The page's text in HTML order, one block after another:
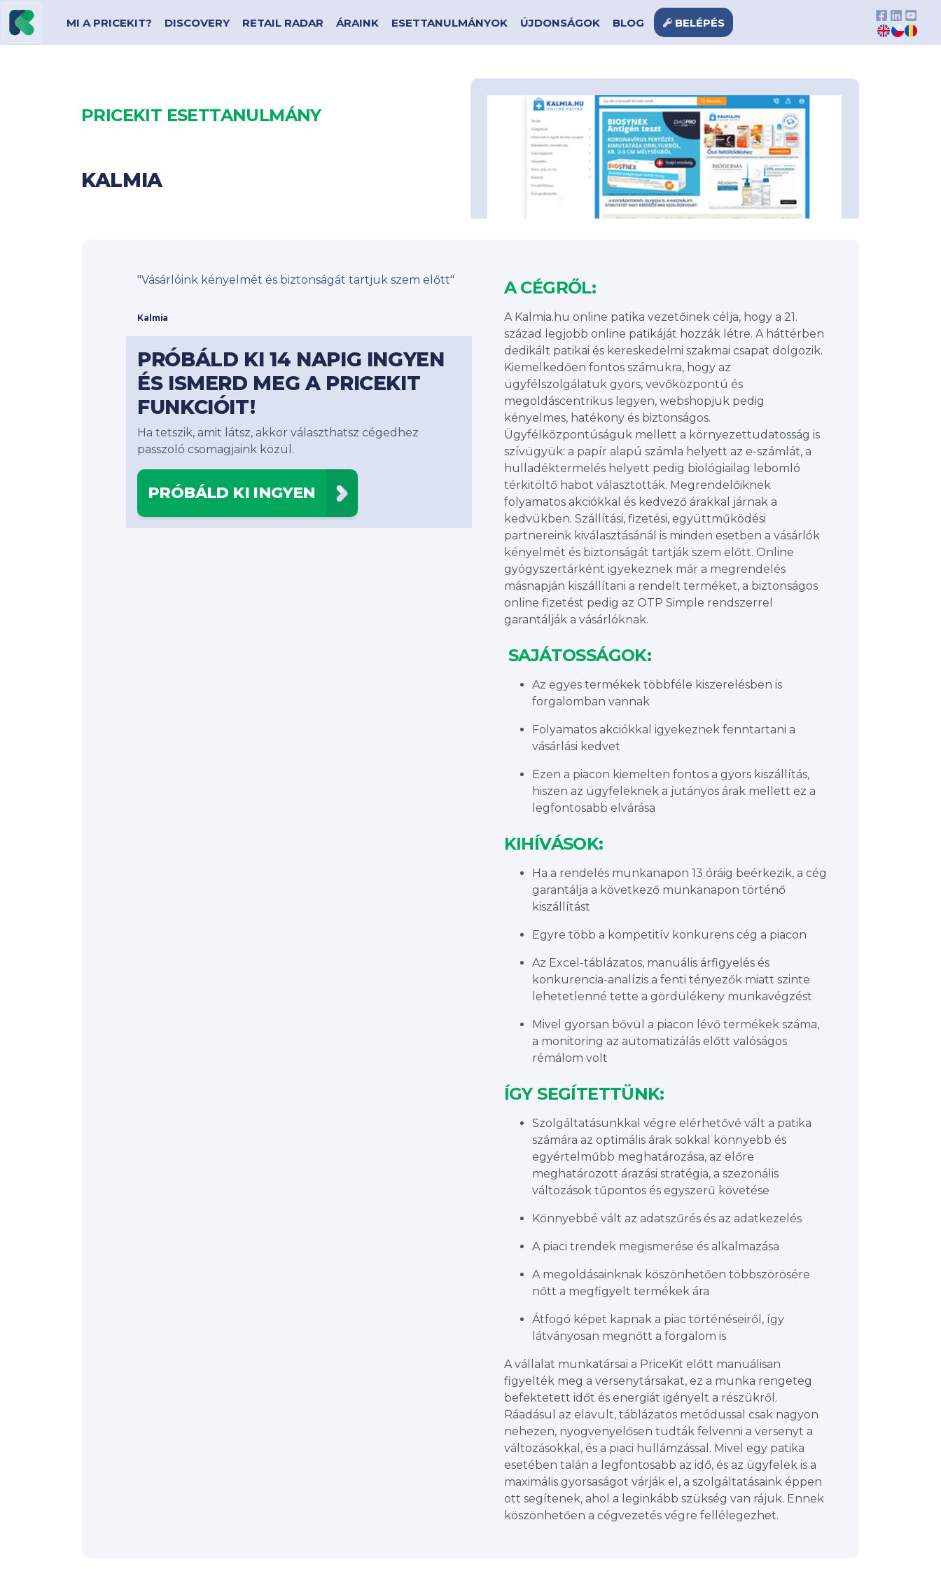
MI A PRICEKIT? DISCOVERY RETAIL RADAR ÁRAINK ESETTANULMÁNYOK ÚJDONSÁGOK BLOG BELÉPÉS
PRICEKIT ESETTANULMÁNY
KALMIA
"Vásárlóink kényelmét és biztonságát tartjuk szem előtt"
Kalmia
PRÓBÁLD KI 14 NAPIG INGYEN
ÉS ISMERD MEG A PRICEKIT
FUNKCIÓIT!
Ha tetszik, amit látsz, akkor választhatsz cégedhez
passzoló csomagjaink közül.
PRÓBÁLD KI INGYEN
A CÉGRŐL:
A Kalmia.hu online patika vezetőinek célja, hogy a 21.
század legjobb online patikáját hozzák létre. A háttérben
dedikált patikai és kereskedelmi szakmai csapat dolgozik.
Kiemelkedően fontos számukra, hogy az
ügyfélszolgálatuk gyors, vevőközpontú és
megoldáscentrikus legyen, webshopjuk pedig
kényelmes, hatékony és biztonságos.
Ügyfélközpontúságuk mellett a környezettudatosság is
szívügyük: a papír alapú számla helyett az e-számlát, a
hulladéktermelés helyett pedig biológiailag lebomló
térkitöltő habot választották. Megrendelőiknek
folyamatos akciókkal és kedvező árakkal járnak a
kedvükben. Szállítási, fizetési, együttműködési
partnereink kiválasztásánál is minden esetben a vásárlók
kényelmét és biztonságát tartják szem előtt. Online
gyógyszertárként igyekeznek már a megrendelés
másnapján kiszállítani a rendelt terméket, a biztonságos
online fizetést pedig az OTP Simple rendszerrel
garantálják a vásárlóknak.
SAJÁTOSSÁGOK:
Az egyes termékek többféle kiszerelésben is
forgalomban vannak
Folyamatos akciókkal igyekeznek fenntartani a
vásárlási kedvet
Ezen a piacon kiemelten fontos a gyors kiszállítás,
hiszen az ügyfeleknek a jutányos árak mellett ez a
legfontosabb elvárása
KIHÍVÁSOK:
Ha a rendelés munkanapon 13 óráig beérkezik, a cég
garantálja a következő munkanapon történő
kiszállítást
Egyre több a kompetitív konkurens cég a piacon
Az Excel-táblázatos, manuális árfigyelés és
konkurencia-analízis a fenti tényezők miatt szinte
lehetetlenné tette a gördülékeny munkavégzést
Mivel gyorsan bővül a piacon lévő termékek száma,
a monitoring az automatizálás előtt valóságos
rémálom volt
ÍGY SEGÍTETTÜNK:
Szolgáltatásunkkal végre elérhetővé vált a patika
számára az optimális árak sokkal könnyebb és
egyértelműbb meghatározása, az előre
meghatározott árazási stratégia, a szezonális
változások tűpontos és egyszerű követése
Könnyebbé vált az adatszűrés és az adatkezelés
A piaci trendek megismerése és alkalmazása
A megoldásainknak köszönhetően többszörösére
nőtt a megfigyelt termékek ára
Átfogó képet kapnak a piac történéseiről, így
látványosan megnőtt a forgalom is
A vállalat munkatársai a PriceKit előtt manuálisan
figyelték meg a versenytársakat, ez a munka rengeteg
befektetett időt és energiát igényelt a részükről.
Ráadásul az elavult, táblázatos metódussal csak nagyon
nehezen, nyögvenyelősen tudták felvenni a versenyt a
változásokkal, és a piaci hullámzással. Mivel egy patika
esetében talán a legfontosabb az idő, és az ügyfelek is a
maximális gyorsaságot várják el, a szolgáltatásaink éppen
ott segítenek, ahol a leginkább szükség van rájuk. Ennek
köszönhetően a cégvezetés végre fellélegezhet.